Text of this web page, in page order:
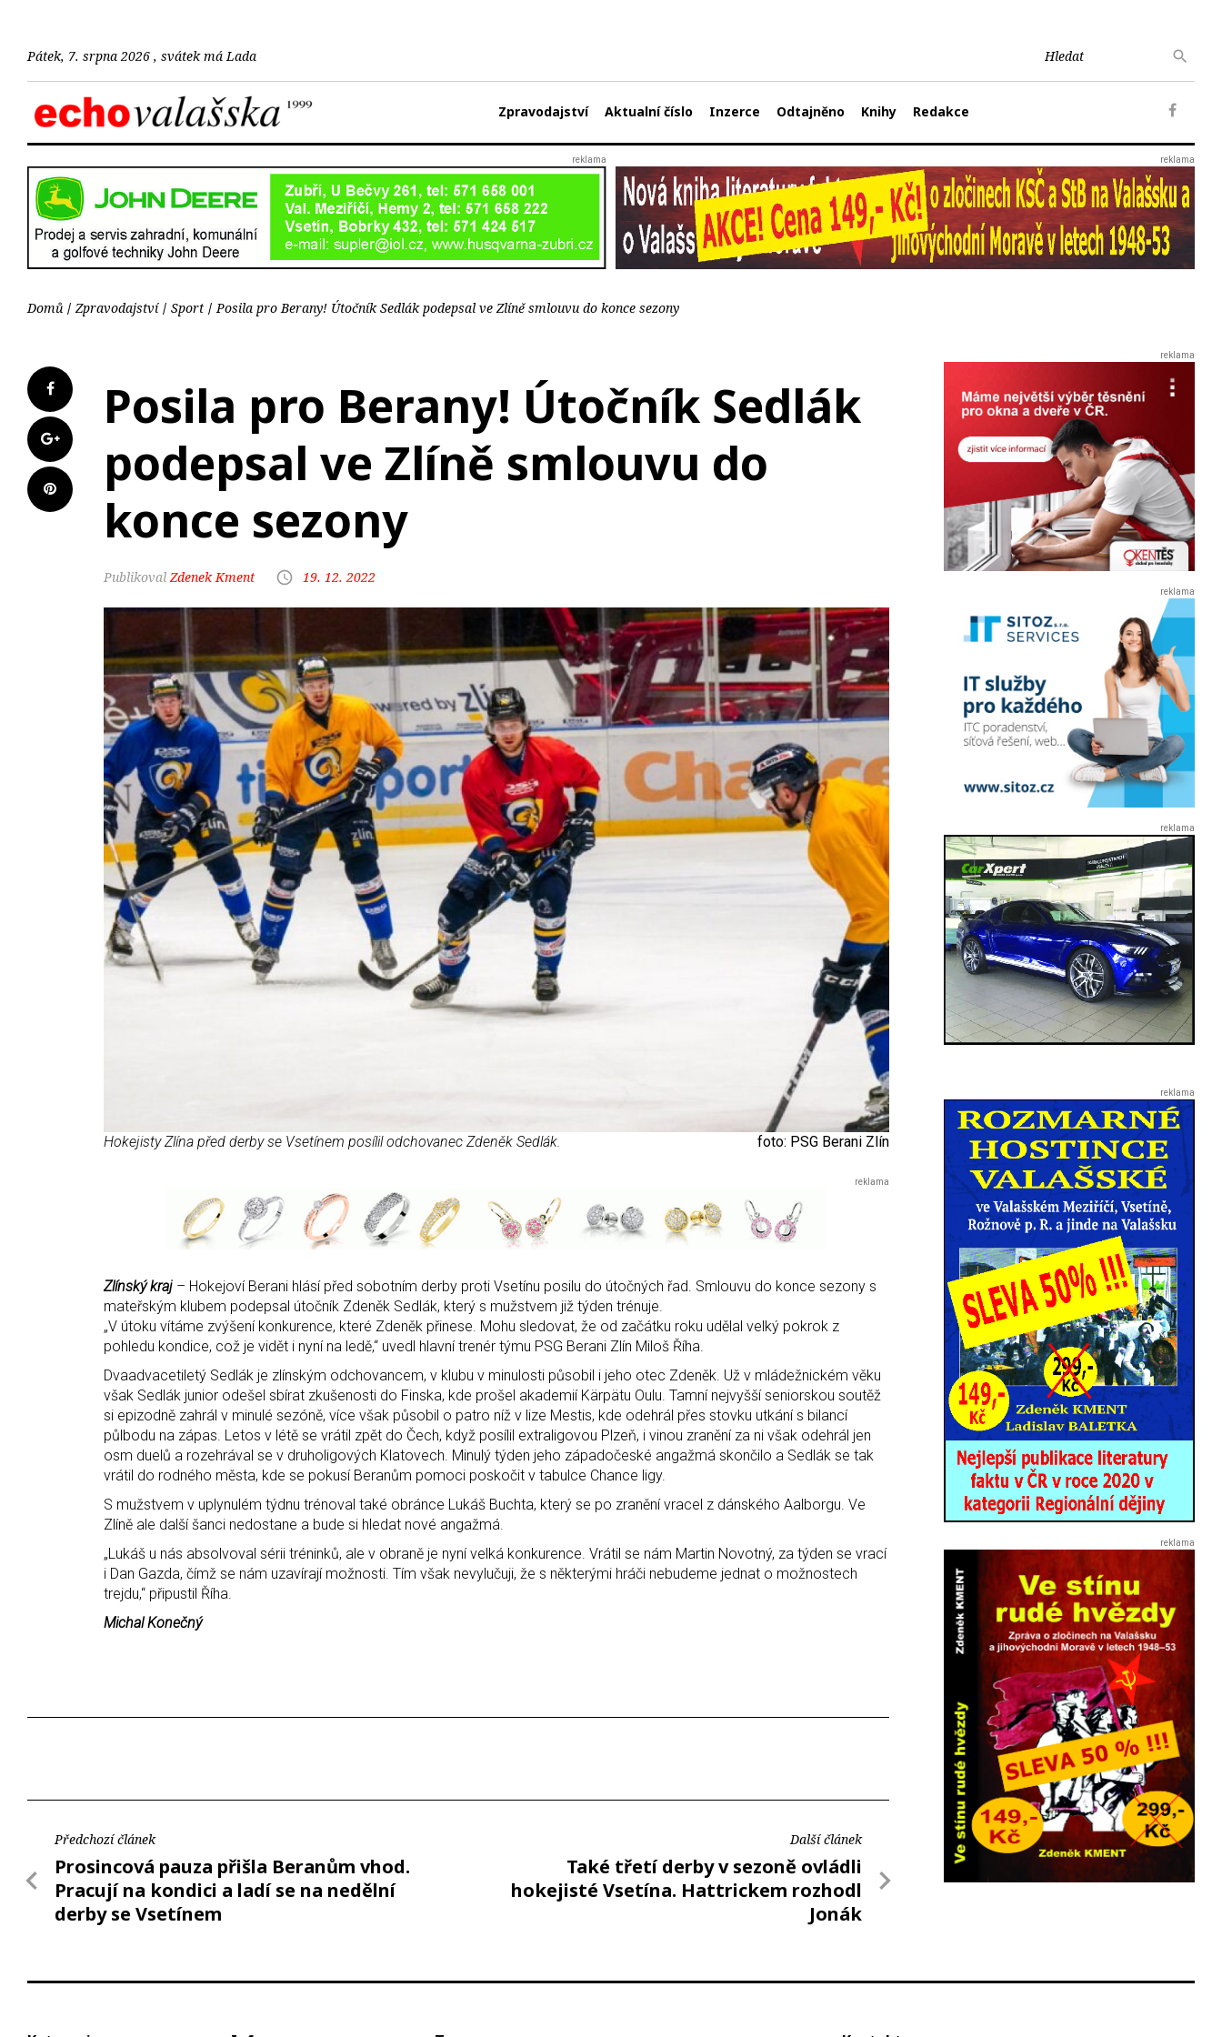
Pátek, 7. srpna 2026 , svátek má Lada
Zpravodajství Aktualní číslo Inzerce Odtajněno Knihy Redakce
Domů Zpravodajství Sport Posila pro Berany! Útočník Sedlák podepsal ve Zlíně smlouvu do konce sezony
Posila pro Berany! Útočník Sedlák
podepsal ve Zlíně smlouvu do
konce sezony
Zdenek Kment 19. 12. 2022
Hokejisty Zlína před derby se Vsetínem posílil odchovanec Zdeněk Sedlák. foto: PSG Berani Zlín
Zlínský kraj – Hokejoví Berani hlásí před sobotním derby proti Vsetínu posilu do útočných řad. Smlouvu do konce sezony s
mateřským klubem podepsal útočník Zdeněk Sedlák, který s mužstvem již týden trénuje.
„V útoku vítáme zvýšení konkurence, které Zdeněk přinese. Mohu sledovat, že od začátku roku udělal velký pokrok z
pohledu kondice, což je vidět i nyní na ledě,“ uvedl hlavní trenér týmu PSG Berani Zlín Miloš Říha.
Dvaadvacetiletý Sedlák je zlínským odchovancem, v klubu v minulosti působil i jeho otec Zdeněk. Už v mládežnickém věku
však Sedlák junior odešel sbírat zkušenosti do Finska, kde prošel akademií Kärpätu Oulu. Tamní nejvyšší seniorskou soutěž
si epizodně zahrál v minulé sezóně, více však působil o patro níž v lize Mestis, kde odehrál přes stovku utkání s bilancí
půlbodu na zápas. Letos v létě se vrátil zpět do Čech, když posílil extraligovou Plzeň, i vinou zranění za ni však odehrál jen
osm duelů a rozehrával se v druholigových Klatovech. Minulý týden jeho západočeské angažmá skončilo a Sedlák se tak
vrátil do rodného města, kde se pokusí Beranům pomoci poskočit v tabulce Chance ligy.
S mužstvem v uplynulém týdnu trénoval také obránce Lukáš Buchta, který se po zranění vracel z dánského Aalborgu. Ve
Zlíně ale další šanci nedostane a bude si hledat nové angažmá.
„Lukáš u nás absolvoval sérii tréninků, ale v obraně je nyní velká konkurence. Vrátil se nám Martin Novotný, za týden se vrací
i Dan Gazda, čímž se nám uzavírají možnosti. Tím však nevylučuji, že s některými hráči nebudeme jednat o možnostech
trejdu,“ připustil Říha.
Michal Konečný
Předchozí článek
Prosincová pauza přišla Beranům vhod.
Pracují na kondici a ladí se na nedělní
derby se Vsetínem
Další článek
Také třetí derby v sezoně ovládli
hokejisté Vsetína. Hattrickem rozhodl
Jonák